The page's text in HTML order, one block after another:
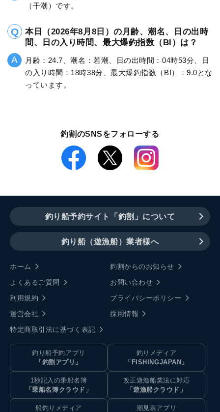
（干潮）です。
本日（2026年8月8日）の月齢、潮名、日の出時
間、日の入り時間、最大爆釣指数（BI）は？
月齢：24.7、潮名：若潮、日の出時間：04時53分、日
の入り時間：18時38分、最大爆釣指数（BI）：9.0とな
っています。
釣割のSNSをフォローする
釣り船予約サイト「釣割」について
釣り船（遊漁船）業者様へ
ホーム
釣割からのお知らせ
よくあるご質問
お問い合わせ
利用規約
プライバシーポリシー
運営会社
採用情報
特定商取引法に基づく表記
釣り船予約アプリ
「釣割アプリ」
釣りメディア
「FISHINGJAPAN」
1秒記入の乗船名簿
「乗船名簿クラウド」
改正遊漁船業法に対応
「遊漁船クラウド」
船釣りメディア
潮見表アプリ